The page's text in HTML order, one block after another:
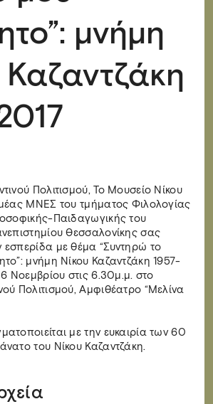
μνήμη
Καζαντζάκη
Πολιτισμού, Το Μουσείο Νίκου
ΜΝΕΣ του τμήματος Φιλολογίας
Παιδαγωγικής του
Θεσσαλονίκης σας
με θέμα “Συντηρώ το
μνήμη Νίκου Καζαντζάκη 1957-
Νοεμβρίου στις 6.30μ.μ. στο
Πολιτισμού, Αμφιθέατρο “Μελίνα
με την ευκαιρία των 60
του Νίκου Καζαντζάκη.